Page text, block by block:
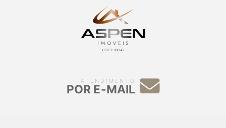
ATENDIMENTO
POR E-MAIL